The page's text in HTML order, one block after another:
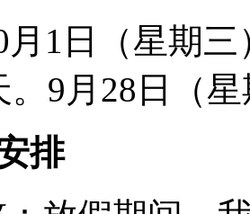
月 1 日（星期三
9 月 28 日（
排